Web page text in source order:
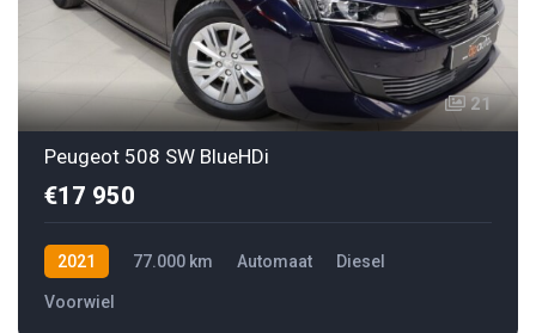
21
Peugeot 508 SW BlueHDi
€17 950
2021 77.000 km Automaat Diesel
Voorwiel